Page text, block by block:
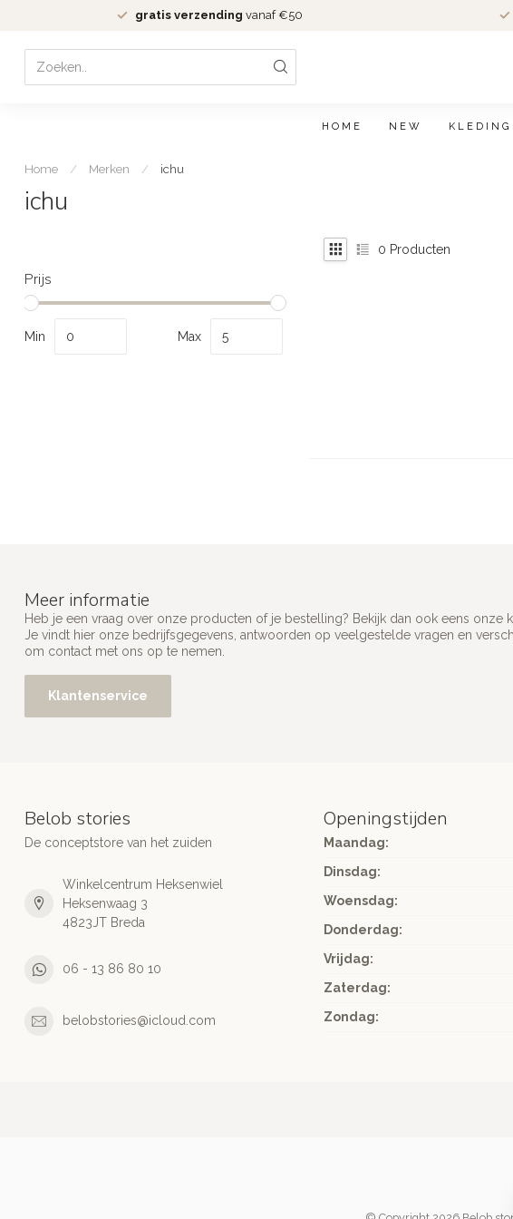
gratis verzending vanaf €50
HOME NEW KLEDING
Home / Merken / ichu
ichu
Prijs
Min Max
0 Producten
Meer informatie
Heb je een vraag over onze producten of je bestelling? Bekijk dan ook eens onze
Je vindt hier onze bedrijfsgegevens, antwoorden op veelgestelde vragen en
om contact met ons op te nemen.
Klantenservice
Belob stories
De conceptstore van het zuiden
Winkelcentrum Heksenwiel
Heksenwaag 3
4823JT Breda
06 - 13 86 80 10
belobstories@icloud.com
Openingstijden
Maandag:
Dinsdag:
Woensdag:
Donderdag:
Vrijdag:
Zaterdag:
Zondag: